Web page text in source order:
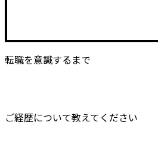
転職を意識するまで
ご経歴について教えてください